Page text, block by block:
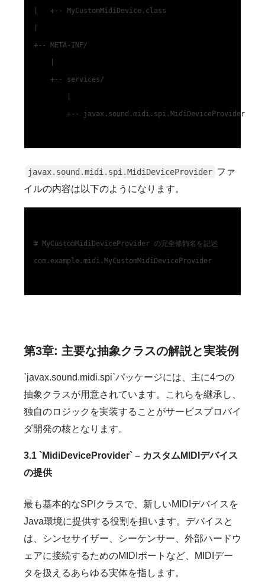
|   +-- MyCustomMidiDevice.class
+-- META-INF/
    +-- services/
        +-- javax.sound.midi.spi.MidiDeviceProvider
javax.sound.midi.spi.MidiDeviceProvider ファ
イルの内容は以下のようになります。
# MyCustomMidiDeviceProvider の完全修飾名を記述
com.example.midi.MyCustomMidiDeviceProvider
第3章: 主要な抽象クラスの解説と実装例
`javax.sound.midi.spi`パッケージには、主に4つの
抽象クラスが用意されています。これらを継承し、
独自のロジックを実装することがサービスプロバイ
ダ開発の核となります。
3.1 `MidiDeviceProvider` – カスタムMIDIデバイス
の提供
最も基本的なSPIクラスで、新しいMIDIデバイスを
Java環境に提供する役割を担います。デバイスと
は、シンセサイザー、シーケンサー、外部ハードウ
ェアに接続するためのMIDIポートなど、MIDIデー
タを扱えるあらゆる実体を指します。